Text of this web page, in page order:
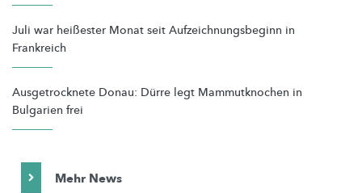
Juli war heißester Monat seit Aufzeichnungsbeginn in
Frankreich
Ausgetrocknete Donau: Dürre legt Mammutknochen in
Bulgarien frei
Mehr News